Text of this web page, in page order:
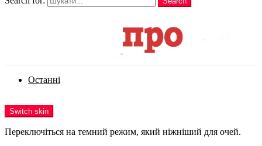
Останні
Switch skin
Переключіться на темний режим, який ніжніший для очей.